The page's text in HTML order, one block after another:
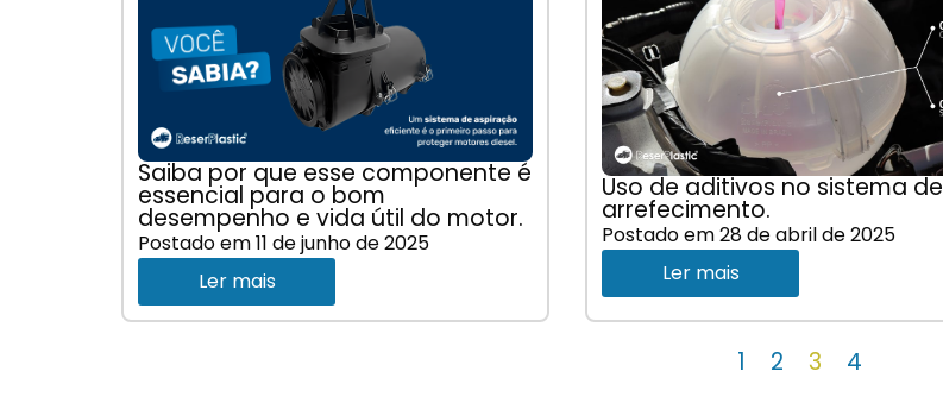
Saiba por que esse componente é
essencial para o bom
desempenho e vida útil do motor.
Postado em11 de junho de 2025
Ler mais
Uso de aditivos no sistema de
arrefecimento.
Postado em28 de abril de 2025
Ler mais
1 2 3 4